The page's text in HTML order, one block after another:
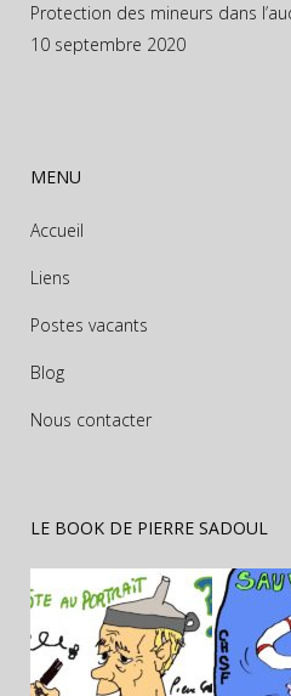
Protection des mineurs dans
10 septembre 2020
MENU
Accueil
Liens
Postes vacants
Blog
Nous contacter
LE BOOK DE PIERRE SADOUL